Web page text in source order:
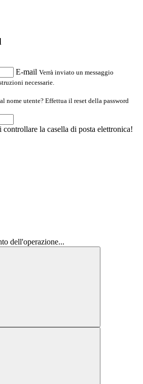
E-mail Verrà inviato un messaggio
necessarie.
nome utente? Effettua il reset della password
la casella di posta elettronica!
dell'operazione...